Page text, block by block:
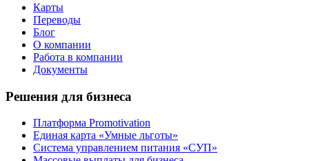
Карты
Переводы
Блог
О компании
Работа в компании
Документы
Решения для бизнеса
Платформа Promotivation
Единая карта «Умные льготы»
Система управлением питания «СУП»